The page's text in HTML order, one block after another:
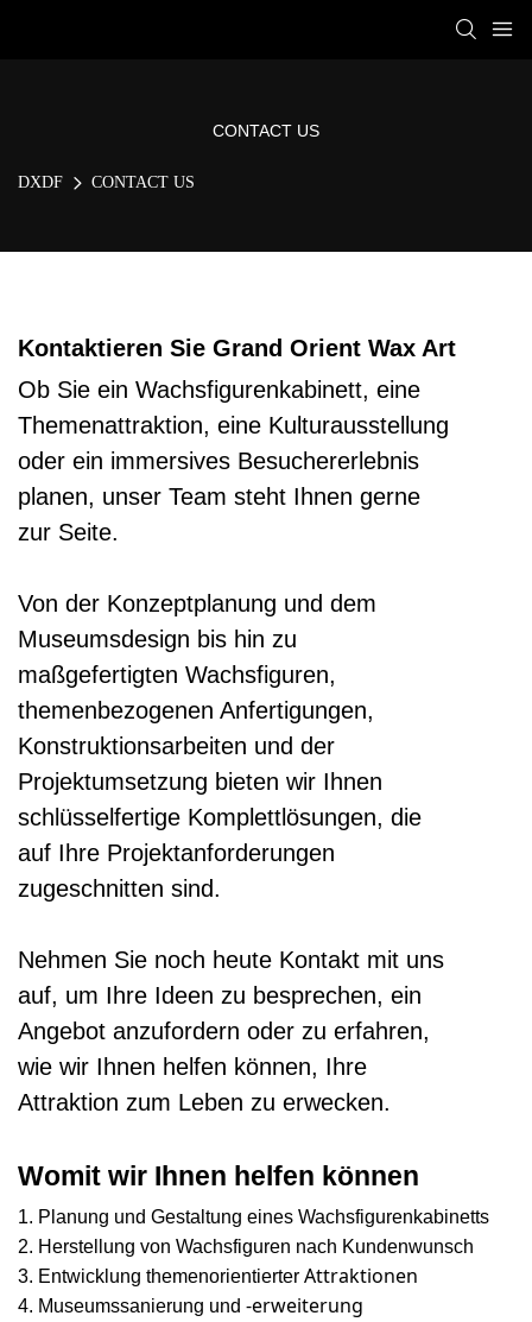
CONTACT US
DXDF CONTACT US
Kontaktieren Sie Grand Orient Wax Art
Ob Sie ein Wachsfigurenkabinett, eine
Themenattraktion, eine Kulturausstellung
oder ein immersives Besuchererlebnis
planen, unser Team steht Ihnen gerne
zur Seite.
Von der Konzeptplanung und dem
Museumsdesign bis hin zu
maßgefertigten Wachsfiguren,
themenbezogenen Anfertigungen,
Konstruktionsarbeiten und der
Projektumsetzung bieten wir Ihnen
schlüsselfertige Komplettlösungen, die
auf Ihre Projektanforderungen
zugeschnitten sind.
Nehmen Sie noch heute Kontakt mit uns
auf, um Ihre Ideen zu besprechen, ein
Angebot anzufordern oder zu erfahren,
wie wir Ihnen helfen können, Ihre
Attraktion zum Leben zu erwecken.
Womit wir Ihnen helfen können
1. Planung und Gestaltung eines Wachsfigurenkabinetts
2. Herstellung von Wachsfiguren nach Kundenwunsch
3. Entwicklung themenorientierter Attraktionen
4. Museumssanierung und -erweiterung